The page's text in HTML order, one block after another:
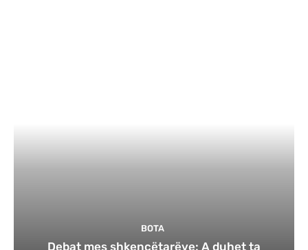
BOTA
Debat mes shkencëtarëve: A duhet ta